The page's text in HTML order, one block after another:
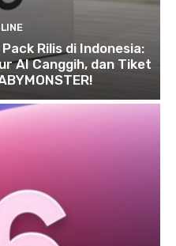
Pack Rilis di Indonesia:
AI Canggih, dan Tiket